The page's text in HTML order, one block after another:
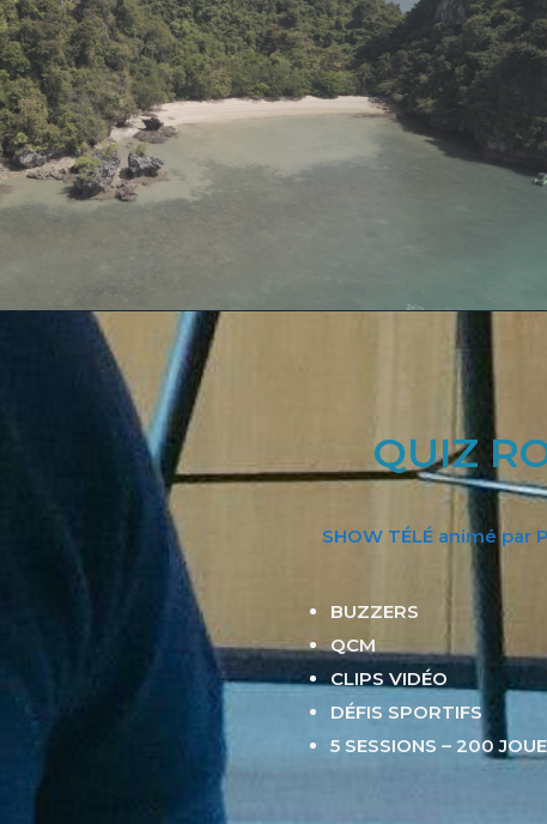
QUIZ
SHOW TÉLÉ animé
BUZZERS
QCM
CLIPS VIDÉO
DÉFIS SPORTIFS
5 SESSIONS – 200